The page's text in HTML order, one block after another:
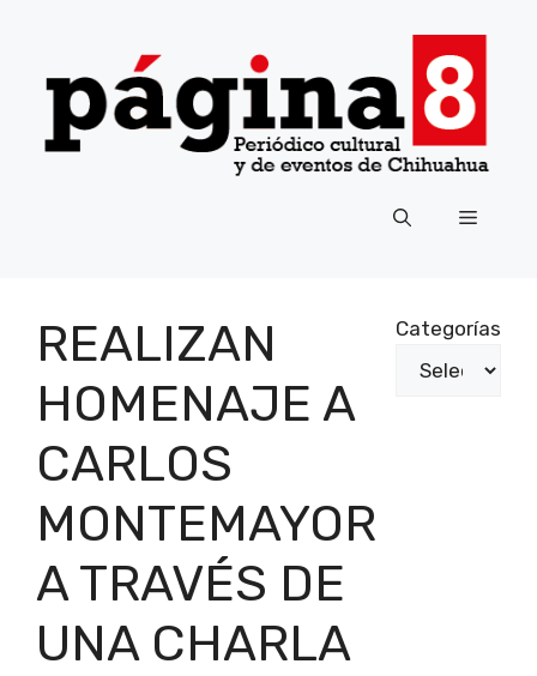
contenido
Menú
REALIZAN
HOMENAJE A
CARLOS
MONTEMAYOR
A TRAVÉS DE
UNA CHARLA
Categorías